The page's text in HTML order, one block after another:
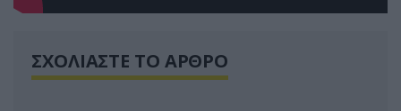
ΣΧΟΛΙΑΣΤΕ ΤΟ ΑΡΘΡΟ